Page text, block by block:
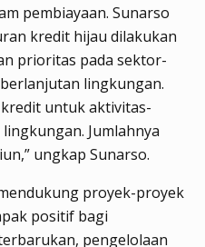
pembiayaan. Sunarso
kredit hijau dilakukan
prioritas pada sektor-
lingkungan.
untuk aktivitas-
Jumlahnya
ungkap Sunarso.
proyek-proyek
positif bagi
pengelolaan